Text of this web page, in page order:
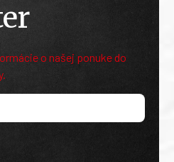
o našej ponuke do